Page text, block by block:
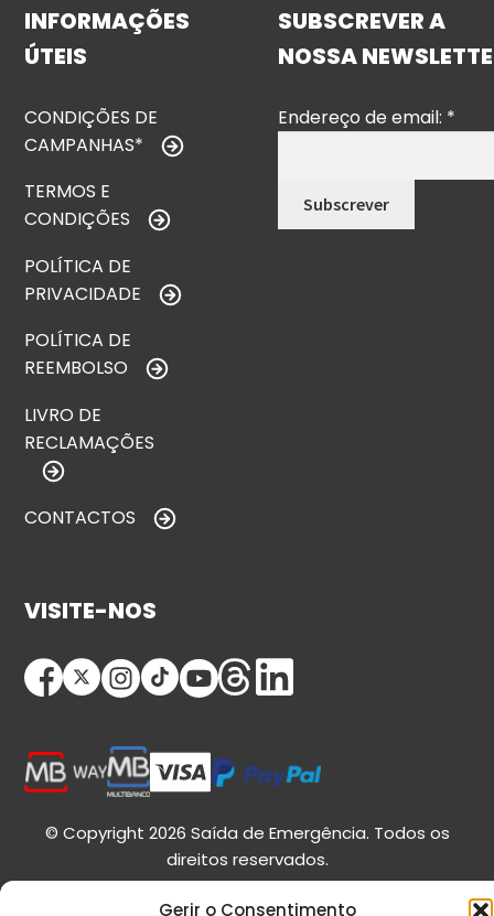
Gerir o Consentimento
INFORMAÇÕES
ÚTEIS
CONDIÇÕES DE
CAMPANHAS*
TERMOS E
CONDIÇÕES
POLÍTICA DE
PRIVACIDADE
POLÍTICA DE
REEMBOLSO
LIVRO DE
RECLAMAÇÕES
CONTACTOS
SUBSCREVER A
NOSSA
Endereço de email: *
VISITE-NOS
© Copyright 2026 Saída de Emergência. Todos os
direitos reservados.